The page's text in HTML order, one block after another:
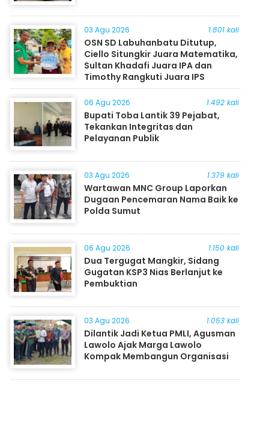
03 Agu 2026 1.801 kali
OSN SD Labuhanbatu Ditutup,
Ciello Situngkir Juara Matematika,
Sultan Khadafi Juara IPA dan
Timothy Rangkuti Juara IPS
06 Agu 2026 1.492 kali
Bupati Toba Lantik 39 Pejabat,
Tekankan Integritas dan
Pelayanan Publik
03 Agu 2026 1.379 kali
Wartawan MNC Group Laporkan
Dugaan Pencemaran Nama Baik ke
Polda Sumut
06 Agu 2026 1.150 kali
Dua Tergugat Mangkir, Sidang
Gugatan KSP3 Nias Berlanjut ke
Pembuktian
03 Agu 2026 1.053 kali
Dilantik Jadi Ketua PMLI, Agusman
Lawolo Ajak Marga Lawolo
Kompak Membangun Organisasi